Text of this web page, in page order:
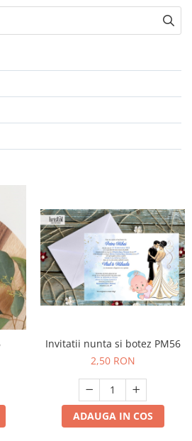
Invitatii nunta si botez PM56
2,50 RON
ADAUGA IN COS